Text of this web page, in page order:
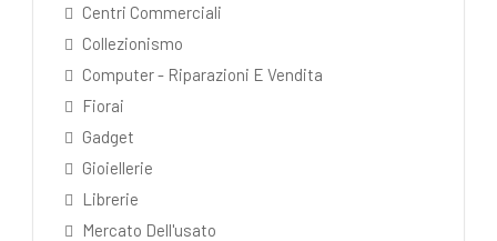
Centri Commerciali
Collezionismo
Computer - Riparazioni E Vendita
Fiorai
Gadget
Gioiellerie
Librerie
Mercato Dell'usato